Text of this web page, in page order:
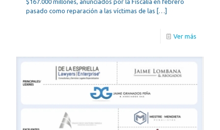
$167.000 millones, anunciados por la Fiscalía en febrero
pasado como reparación a las víctimas de las […]
Ver más